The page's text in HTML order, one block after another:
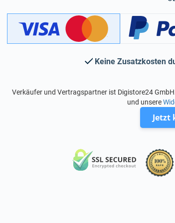
Keine Zusatzkosten
Verkäufer und Vertragspartner ist Digistore24
und unsere
Jetzt